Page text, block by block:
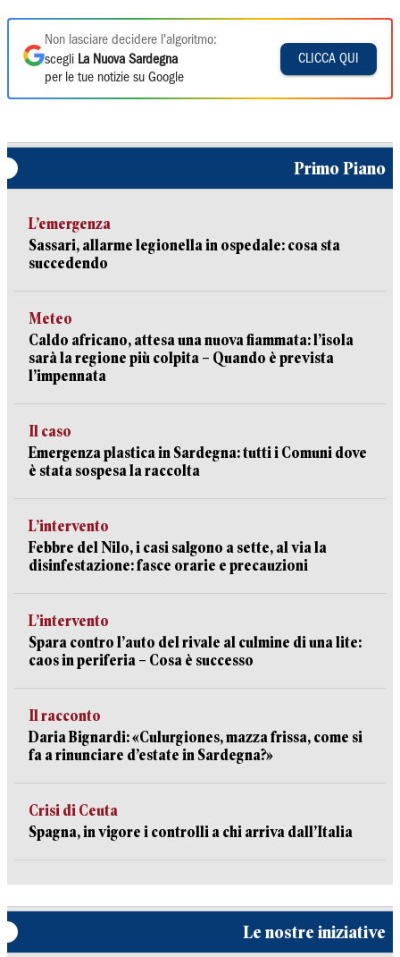
Non lasciare decidere l'algoritmo:
scegli La Nuova Sardegna
per le tue notizie su Google
CLICCA QUI
Primo Piano
L’emergenza
Sassari, allarme legionella in ospedale: cosa sta
succedendo
Meteo
Caldo africano, attesa una nuova fiammata: l’isola
sarà la regione più colpita – Quando è prevista
l’impennata
Il caso
Emergenza plastica in Sardegna: tutti i Comuni dove
è stata sospesa la raccolta
L’intervento
Febbre del Nilo, i casi salgono a sette, al via la
disinfestazione: fasce orarie e precauzioni
L’intervento
Spara contro l’auto del rivale al culmine di una lite:
caos in periferia – Cosa è successo
Il racconto
Daria Bignardi: «Culurgiones, mazza frissa, come si
fa a rinunciare d’estate in Sardegna?»
Crisi di Ceuta
Spagna, in vigore i controlli a chi arriva dall’Italia
Le nostre iniziative